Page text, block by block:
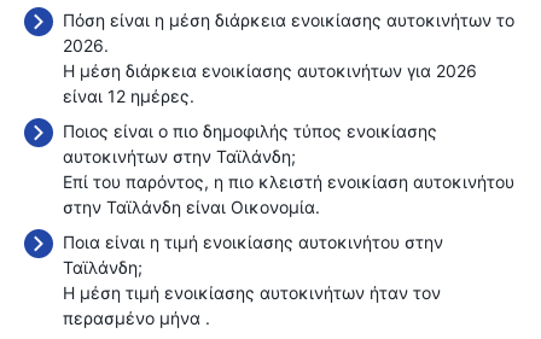
Πόση είναι η μέση διάρκεια ενοικίασης αυτοκινήτων το
2026.
Η μέση διάρκεια ενοικίασης αυτοκινήτων για 2026
είναι 12 ημέρες.
Ποιος είναι ο πιο δημοφιλής τύπος ενοικίασης
αυτοκινήτων στην Ταϊλάνδη;
Επί του παρόντος, η πιο κλειστή ενοικίαση αυτοκινήτου
στην Ταϊλάνδη είναι Οικονομία.
Ποια είναι η τιμή ενοικίασης αυτοκινήτου στην
Ταϊλάνδη;
Η μέση τιμή ενοικίασης αυτοκινήτων ήταν τον
περασμένο μήνα .